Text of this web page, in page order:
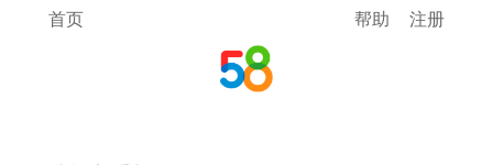
首页 帮助 注册